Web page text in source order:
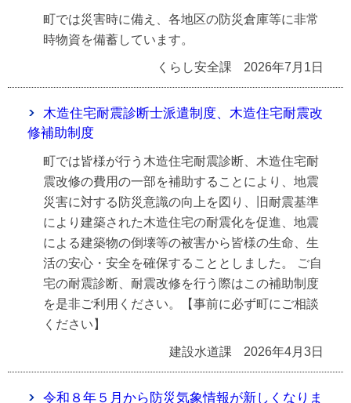
町では災害時に備え、各地区の防災倉庫等に非常
時物資を備蓄しています。
くらし安全課 2026年7月1日
木造住宅耐震診断士派遣制度、木造住宅耐震改
修補助制度
町では皆様が行う木造住宅耐震診断、木造住宅耐
震改修の費用の一部を補助することにより、地震
災害に対する防災意識の向上を図り、旧耐震基準
により建築された木造住宅の耐震化を促進、地震
による建築物の倒壊等の被害から皆様の生命、生
活の安心・安全を確保することとしました。 ご自
宅の耐震診断、耐震改修を行う際はこの補助制度
を是非ご利用ください。【事前に必ず町にご相談
ください】
建設水道課 2026年4月3日
令和８年５月から防災気象情報が新しくなりま